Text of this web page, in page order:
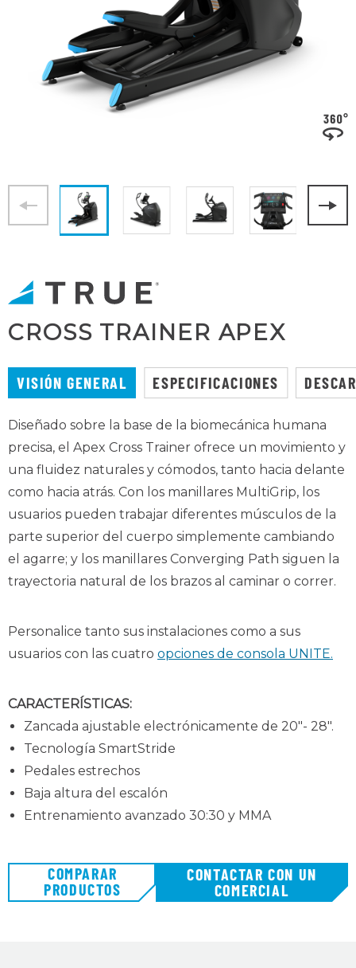
CROSS TRAINER APEX
VISIÓN GENERAL ESPECIFICACIONES
Diseñado sobre la base de la biomecánica humana
precisa, el Apex Cross Trainer ofrece un movimiento y
una fluidez naturales y cómodos, tanto hacia delante
como hacia atrás. Con los manillares MultiGrip, los
usuarios pueden trabajar diferentes músculos de la
parte superior del cuerpo simplemente cambiando
el agarre; y los manillares Converging Path siguen la
trayectoria natural de los brazos al caminar o correr.
Personalice tanto sus instalaciones como a sus
usuarios con las cuatro opciones de consola UNITE.
CARACTERÍSTICAS:
Zancada ajustable electrónicamente de 20"- 28".
Tecnología SmartStride
Pedales estrechos
Baja altura del escalón
Entrenamiento avanzado 30:30 y MMA
COMPARAR
PRODUCTOS
CONTACTAR CON UN
COMERCIAL